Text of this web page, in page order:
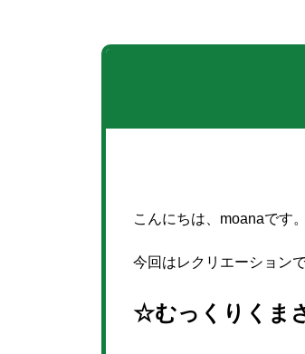
こんにちは、moanaです。
今回はレクリエーション
☆むっくりくま